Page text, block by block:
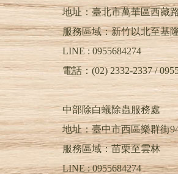
地址：臺北市萬華區西藏
服務區域：新竹以北至基
LINE : 0955684274
電話：(02) 2332-2337 /
中部除白蟻除蟲服務處
地址：臺中市西區樂群街
服務區域：苗栗至雲林
LINE :0955684274